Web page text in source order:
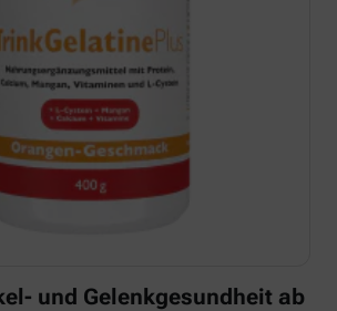
und Gelenkgesundheit ab